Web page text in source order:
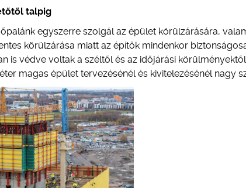
talpig
egyszerre szolgál az épület körülzárására,
körülzárása miatt az építők mindenkor
is védve voltak a széltől és az időjárási
magas épület tervezésénél és kivitelezésénél nagy